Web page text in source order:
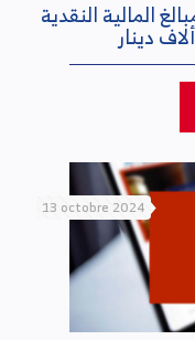
المالية النقدية
13 octobre 2024